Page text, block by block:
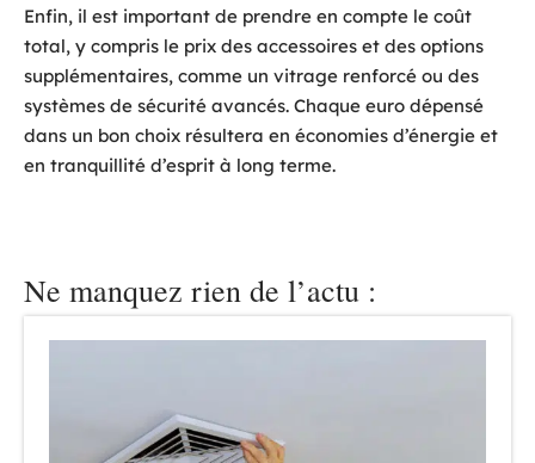
Enfin, il est important de prendre en compte le coût
total, y compris le prix des accessoires et des options
supplémentaires, comme un vitrage renforcé ou des
systèmes de sécurité avancés. Chaque euro dépensé
dans un bon choix résultera en économies d’énergie et
en tranquillité d’esprit à long terme.
Ne manquez rien de l’actu :